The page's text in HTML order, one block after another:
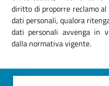
diritto di proporre reclamo
dati personali, qualora
dati personali avvenga in
dalla normativa vigente.